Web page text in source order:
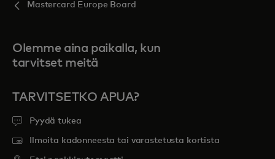
Mastercard Europe Board
Olemme aina paikalla, kun
tarvitset meitä
TARVITSETKO APUA?
Pyydä tukea
Ilmoita kadonneesta tai varastetusta kortista